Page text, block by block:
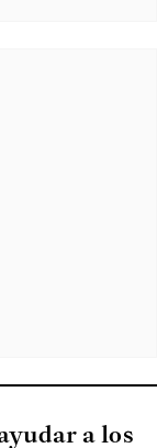
a los